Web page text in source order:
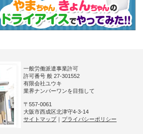
一般労働派遣事業許可
許可番号 般 27-301552
有限会社ユウキ
業界ナンバーワンを目指して
〒557-0061
大阪市西成区北津守4-3-14
サイトマップ｜ プライバシーポリシー